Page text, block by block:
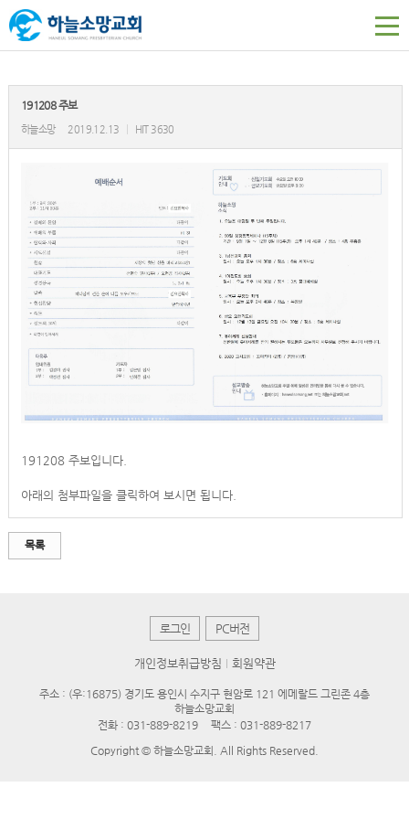
191208 주보
하늘소망 2019.12.13 HIT 3630
191208 주보입니다.
아래의 첨부파일을 클릭하여 보시면 됩니다.
목록
로그인 PC버전
개인정보취급방침 회원약관
주소 : (우:16875) 경기도 용인시 수지구 현암로 121 에메랄드 그린존 4층
하늘소망교회
전화 : 031-889-8219
팩스 : 031-889-8217
Copyright © 하늘소망교회. All Rights Reserved.